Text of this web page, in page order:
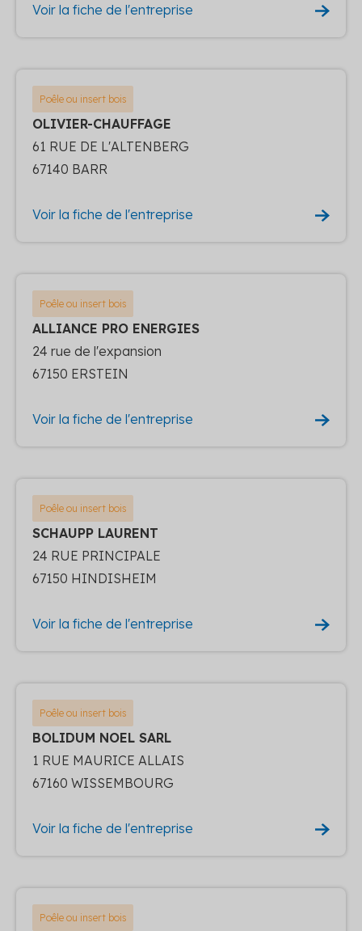
Voir la fiche de l'entreprise
Poêle ou insert bois
OLIVIER-CHAUFFAGE
61 RUE DE L'ALTENBERG
67140 BARR
Voir la fiche de l'entreprise
Poêle ou insert bois
ALLIANCE PRO ENERGIES
24 rue de l'expansion
67150 ERSTEIN
Voir la fiche de l'entreprise
Poêle ou insert bois
SCHAUPP LAURENT
24 RUE PRINCIPALE
67150 HINDISHEIM
Voir la fiche de l'entreprise
Poêle ou insert bois
BOLIDUM NOEL SARL
1 RUE MAURICE ALLAIS
67160 WISSEMBOURG
Voir la fiche de l'entreprise
Poêle ou insert bois